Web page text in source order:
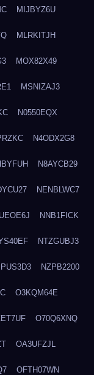
MIJBYZ6U
MLRKITJH
MOX82X49
MSNIZAJ3
N0550EQX
N4ODX2G8
N8AYCB29
NENBLWC7
NNB1FICK
NTZGUBJ3
NZPB2200
O3KQM64E
O70Q6XNQ
OA3UFZJL
OFTH07WN